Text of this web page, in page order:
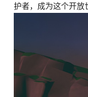
护者，成为这个开放